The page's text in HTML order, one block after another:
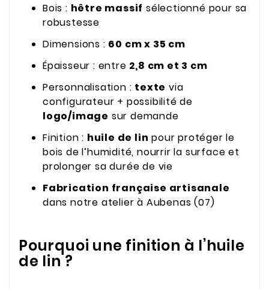
Bois : hêtre massif sélectionné pour sa
robustesse
Dimensions : 60 cm x 35 cm
Épaisseur : entre 2,8 cm et 3 cm
Personnalisation : texte via
configurateur + possibilité de
logo/image sur demande
Finition : huile de lin pour protéger le
bois de l’humidité, nourrir la surface et
prolonger sa durée de vie
Fabrication française artisanale
dans notre atelier à Aubenas (07)
Pourquoi une finition à l’huile
de lin ?